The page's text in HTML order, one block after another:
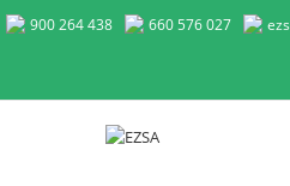
900 264 438 660 576 027